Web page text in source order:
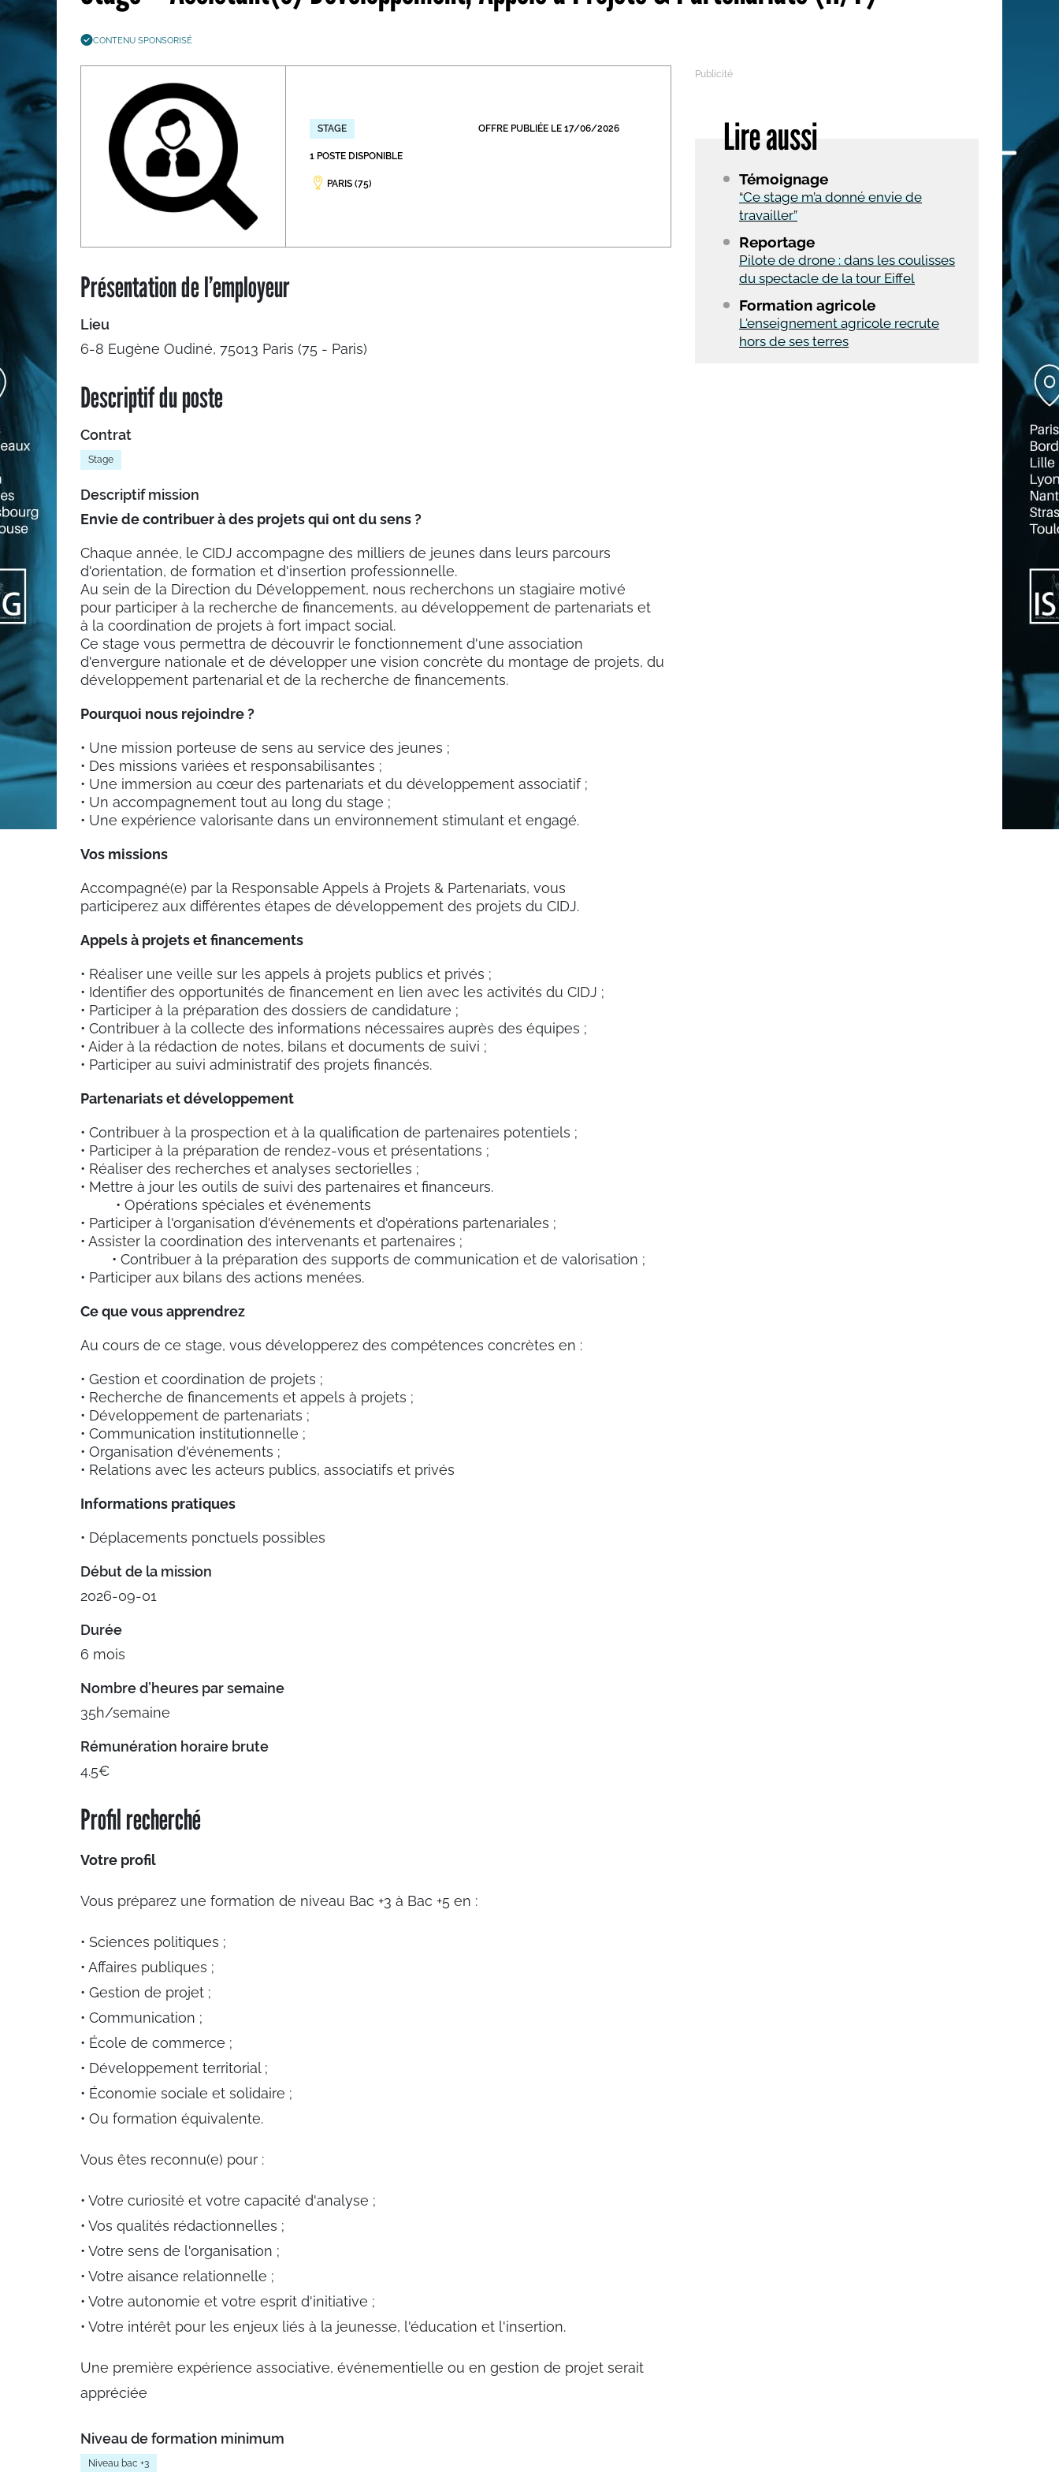
Après le bac
Avec nos focus métiers
Ses démarches
Découvrir le monde
CONTENU SPONSORISÉ
STAGE
1 POSTE DISPONIBLE
PARIS (75)
OFFRE PUBLIÉE LE 17/06/2026
Présentation de l’employeur
Lieu
6-8 Eugène Oudiné, 75013 Paris (75 - Paris)
Descriptif du poste
Contrat
Stage
Descriptif mission
Envie de contribuer à des projets qui ont du sens ?
Chaque année, le CIDJ accompagne des milliers de jeunes dans leurs parcours
d'orientation, de formation et d'insertion professionnelle.
Au sein de la Direction du Développement, nous recherchons un stagiaire motivé
pour participer à la recherche de financements, au développement de partenariats et
à la coordination de projets à fort impact social.
Ce stage vous permettra de découvrir le fonctionnement d'une association
d'envergure nationale et de développer une vision concrète du montage de projets, du
développement partenarial et de la recherche de financements.
Pourquoi nous rejoindre ?
• Une mission porteuse de sens au service des jeunes ;
• Des missions variées et responsabilisantes ;
• Une immersion au cœur des partenariats et du développement associatif ;
• Un accompagnement tout au long du stage ;
• Une expérience valorisante dans un environnement stimulant et engagé.
Vos missions
Accompagné(e) par la Responsable Appels à Projets & Partenariats, vous
participerez aux différentes étapes de développement des projets du CIDJ.
Appels à projets et financements
• Réaliser une veille sur les appels à projets publics et privés ;
• Identifier des opportunités de financement en lien avec les activités du CIDJ ;
• Participer à la préparation des dossiers de candidature ;
• Contribuer à la collecte des informations nécessaires auprès des équipes ;
• Aider à la rédaction de notes, bilans et documents de suivi ;
• Participer au suivi administratif des projets financés.
Partenariats et développement
• Contribuer à la prospection et à la qualification de partenaires potentiels ;
• Participer à la préparation de rendez-vous et présentations ;
• Réaliser des recherches et analyses sectorielles ;
• Mettre à jour les outils de suivi des partenaires et financeurs.
• Opérations spéciales et événements
• Participer à l'organisation d'événements et d'opérations partenariales ;
• Assister la coordination des intervenants et partenaires ;
• Contribuer à la préparation des supports de communication et de valorisation ;
• Participer aux bilans des actions menées.
Ce que vous apprendrez
Au cours de ce stage, vous développerez des compétences concrètes en :
• Gestion et coordination de projets ;
• Recherche de financements et appels à projets ;
• Développement de partenariats ;
• Communication institutionnelle ;
• Organisation d'événements ;
• Relations avec les acteurs publics, associatifs et privés
Informations pratiques
• Déplacements ponctuels possibles
Début de la mission
2026-09-01
Durée
6 mois
Nombre d’heures par semaine
35h/semaine
Rémunération horaire brute
4.5€
Profil recherché
Votre profil
Vous préparez une formation de niveau Bac +3 à Bac +5 en :
• Sciences politiques ;
• Affaires publiques ;
• Gestion de projet ;
• Communication ;
• École de commerce ;
• Développement territorial ;
• Économie sociale et solidaire ;
• Ou formation équivalente.
Vous êtes reconnu(e) pour :
• Votre curiosité et votre capacité d'analyse ;
• Vos qualités rédactionnelles ;
• Votre sens de l'organisation ;
• Votre aisance relationnelle ;
• Votre autonomie et votre esprit d'initiative ;
• Votre intérêt pour les enjeux liés à la jeunesse, l'éducation et l'insertion.
Une première expérience associative, événementielle ou en gestion de projet serait
appréciée
Niveau de formation minimum
Niveau bac +3
Lire aussi
Témoignage
“Ce stage m’a donné envie de
travailler”
Reportage
Pilote de drone : dans les coulisses
du spectacle de la tour Eiffel
Formation agricole
L'enseignement agricole recrute
hors de ses terres